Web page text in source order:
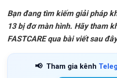
Bạn đang tìm kiếm giải pháp
13 bị đơ màn hình. Hãy tham
FASTCAREqua bài viết sau
📢 Tham gia kênh